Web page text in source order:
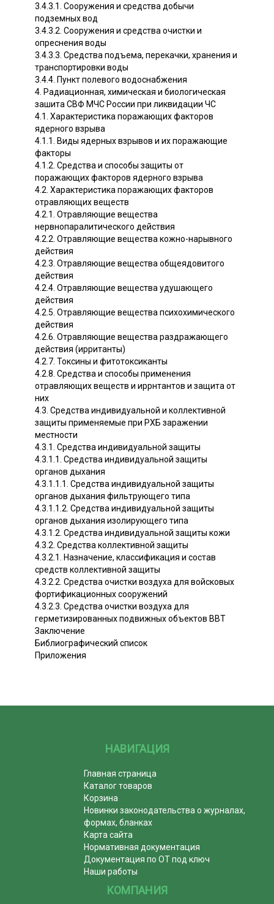
3.4.3.1. Сооружения и средства добычи
подземных вод
3.4.3.2. Сооружения и средства очистки и
опреснения воды
3.4.3.3. Средства подъема, перекачки, хранения и
транспортировки воды
3.4.4. Пункт полевого водоснабжения
4. Радиационная, химическая и биологическая
зашита СВФ МЧС России при ликвидации ЧС
4.1. Характеристика поражающих факторов
ядерного взрыва
4.1.1. Виды ядерных взрывов и их поражающие
факторы
4.1.2. Средства и способы защиты от
поражающих факторов ядерного взрыва
4.2. Характеристика поражающих факторов
отравляющих веществ
4.2.1. Отравляющие вещества
нервнопаралитического действия
4.2.2. Отравляющие вещества кожно-нарывного
действия
4.2.3. Отравляющие вещества общеядовитого
действия
4.2.4. Отравляющие вещества удушающего
действия
4.2.5. Отравляющие вещества психохимического
действия
4.2.6. Отравляющие вещества раздражающего
действия (ирританты)
4.2.7. Токсины и фитотоксиканты
4.2.8. Средства и способы применения
отравляющих веществ и иррнтантов и защита от
них
4.3. Средства индивидуальной и коллективной
защиты применяемые при РХБ заражении
местности
4.3.1. Средства индивидуальной защиты
4.3.1.1. Средства индивидуальной защиты
органов дыхания
4.3.1.1.1. Средства индивидуальной защиты
органов дыхания фильтрующего типа
4.3.1.1.2. Средства индивидуальной защиты
органов дыхания изолирующего типа
4.3.1.2. Средства индивидуальной защиты кожи
4.3.2. Средства коллективной защиты
4.3.2.1. Назначение, классификация и состав
средств коллективной защиты
4.3.2.2. Средства очистки воздуха для войсковых
фортификационных сооружений
4.3.2.3. Средства очистки воздуха для
герметизированных подвижных объектов ВВТ
Заключение
Библиографический список
Приложения
НАВИГАЦИЯ
Главная страница
Каталог товаров
Корзина
Новинки законодательства о журналах,
формах, бланках
Карта сайта
Нормативная документация
Документация по ОТ под ключ
Наши работы
КОМПАНИЯ